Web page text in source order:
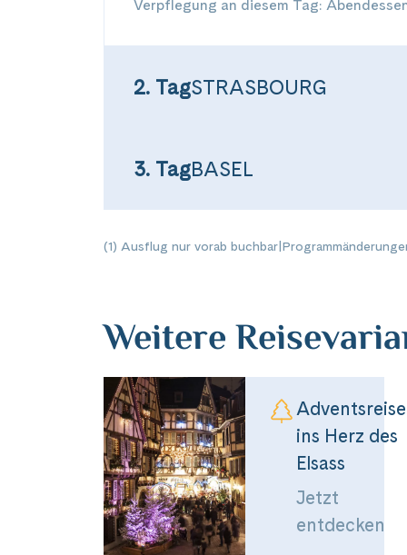
Teile diese
Verpflegung an diesem Tag:
2. TagSTRASBOURG
3. TagBASEL
(1) Ausflug nur vorab buchbar
Weitere
Adventsreise
ins Herz des
Elsass
Jetzt
entdecken